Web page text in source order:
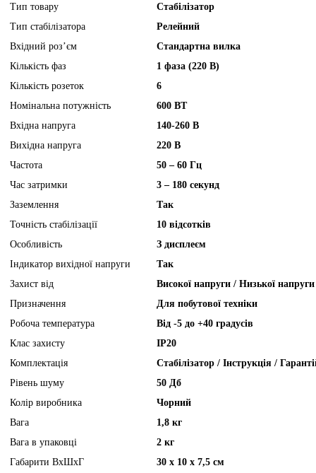
Тип товару
Стабілізатор
Тип стабілізатора
Релейний
Вхідний роз’єм
Стандартна вилка
Кількість фаз
1 фаза (220 В)
Кількість розеток
6
Номінальна потужність
600 ВТ
Вхідна напруга
140-260 В
Вихідна напруга
220 В
Частота
50 – 60 Гц
Час затримки
3 – 180 секунд
Заземлення
Так
Точність стабілізації
10 відсотків
Особливість
З дисплеєм
Індикатор вихідної напруги
Так
Захист від
Високої напруги / Низької
Призначення
Для побутової техніки
Робоча температура
Від -5 до +40 градусів
Клас захисту
IP20
Комплектація
Стабілізатор / Інструкція /
Рівень шуму
50 Дб
Колір виробника
Чорний
Вага
1,8 кг
Вага в упаковці
2 кг
Габарити ВхШхГ
30 х 10 х 7,5 см